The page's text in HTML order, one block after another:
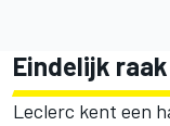
Eindelijk
Leclerc kent een